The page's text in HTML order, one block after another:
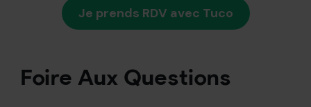
Je prends RDV avec Tuco
Foire Aux Questions